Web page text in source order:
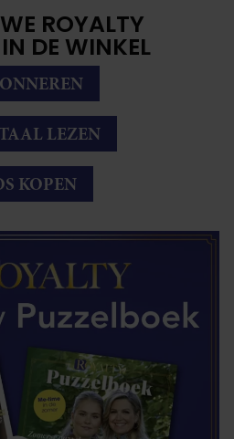
ROYALTY
DE WINKEL
LEZEN
KOPEN